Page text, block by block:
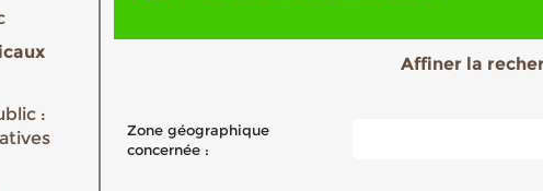
:
Affiner la
Zone géographique
concernée :